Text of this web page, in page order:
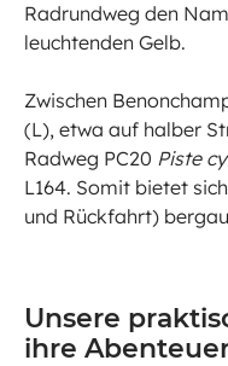
Radrundweg den
leuchtenden Gelb.
Zwischen
(L), etwa auf halber
Radweg PC20 Piste
L164. Somit bietet
und Rückfahrt)
Unsere
ihre